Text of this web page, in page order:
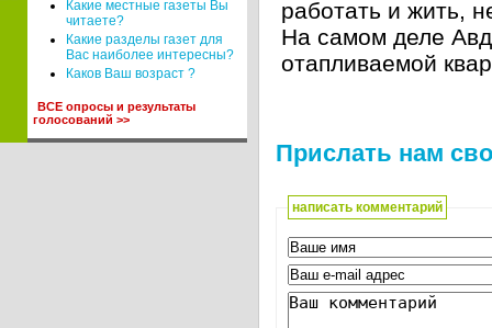
Какие местные газеты Вы
читаете?
Какие разделы газет для
Вас наиболее интересны?
Каков Ваш возраст ?
ВСЕ опросы и результаты
голосований >>
работать и жить,
На самом деле
отапливаемой
Прислать нам
написать комментарий